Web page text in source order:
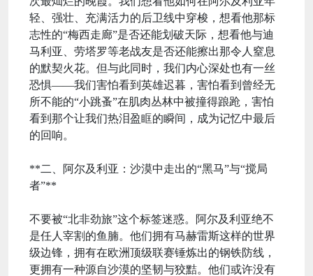
轻、强壮、充满活力的后卫线中穿梭，想看他那标
志性的“梅西走廊”是否还能划破天际，想看他与迪
马利亚、劳塔罗等老战友是否还能擦出那令人窒息
的默契火花。但与此同时，我们内心深处也有一丝
恐惧——我们害怕看到英雄迟暮，害怕看到曾经无
所不能的“小跳蚤”在肌肉丛林中被撞得踉跄，害怕
看到那个让我们热泪盈眶的瞬间，成为记忆中最后
的回响。
**二、阿尔及利亚：沙漠中走出的“黑马”与“搅局
者”**
不要被“北非劲旅”这个标签迷惑。阿尔及利亚绝不
是任人宰割的鱼腩。他们拥有马赫雷斯这样的世界
级边锋，拥有在欧洲顶级联赛锤炼出的钢铁防线，
更拥有一种源自沙漠的坚韧与狡黠。他们或许没有